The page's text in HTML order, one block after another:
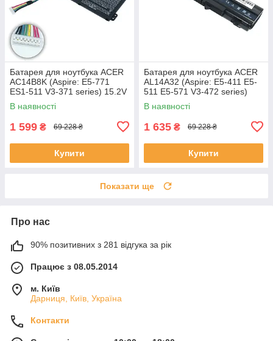
Батарея для ноутбука ACER
AC14B8K (Aspire: E5-771
ES1-511 V3-371 series) 15.2V
2200mAh Чорний
В наявності
1 599 ₴ 69 228 ₴
Купити
Батарея для ноутбука ACER
AL14A32 (Aspire: E5-411 E5-
511 E5-571 V3-472 series)
11.1V 5200mAh Чорний
В наявності
1 635 ₴ 69 228 ₴
Купити
Показати ще
Про нас
90% позитивних з 281 відгука за рік
Працює з 08.05.2014
м. Київ
Дарниця, Київ, Україна
Контакти